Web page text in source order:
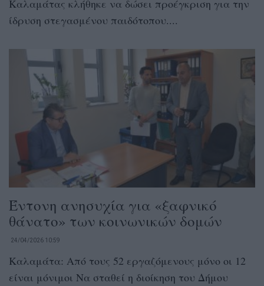
Καλαμάτας κλήθηκε να δώσει προέγκριση για την
ίδρυση στεγασμένου παιδότοπου....
Έντονη ανησυχία για «ξαφνικό
θάνατο» των κοινωνικών δομών
24/04/2026 10:59
Καλαμάτα: Από τους 52 εργαζόμενους μόνο οι 12
είναι μόνιμοι Να σταθεί η διοίκηση του Δήμου